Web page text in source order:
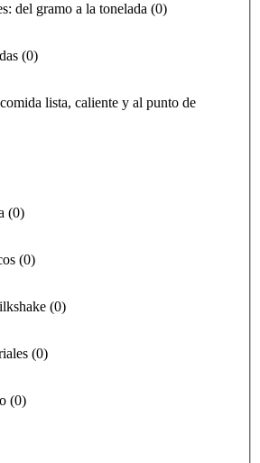
del gramo a la tonelada (0)
(0)
lista, caliente y al punto de
(0)
(0)
(0)
(0)
(0)